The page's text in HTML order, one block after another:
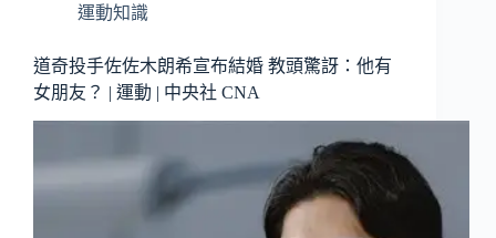
運動知識
道奇投手佐佐木朗希宣布結婚 教頭驚訝：他有
女朋友？ | 運動 | 中央社 CNA